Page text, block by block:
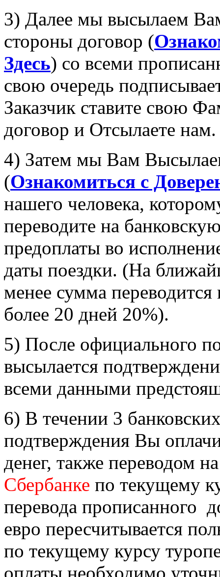
3) Далее мы высылаем
стороны договор (
Здесь) со всеми
свою очередь
Заказчик ставите свою
договор и Отсылаете нам.
4) Затем мы Вам
(Ознакомиться с
нашего человека,
переводите на
предоплаты во
даты поездки. (На
менее сумма
более 20 дней 20%).
5) После официального
высылается
всеми данными
6) В течении 3
подтверждения Вы
денег, также переводом
Сбербанке по текущему
перевода прописанного
евро пересчитывается
по текущему курсу
оплаты необходимо